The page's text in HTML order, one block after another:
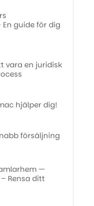
guide för dig
vara en juridisk
hjälper dig!
försäljning
—
Rensa ditt